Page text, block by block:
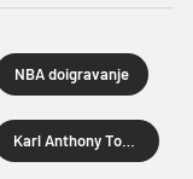
NBA doigravanje